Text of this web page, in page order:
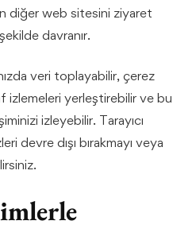
diğer web sitesini ziyaret
davranır.
veri toplayabilir, çerez
izlemeleri yerleştirebilir ve bu
izleyebilir. Tarayıcı
devre dışı bırakmayı veya